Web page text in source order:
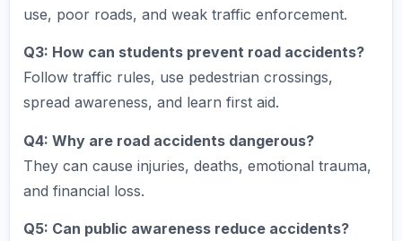
use, poor roads, and weak traffic enforcement.
Q3: How can students prevent road accidents?
Follow traffic rules, use pedestrian crossings,
spread awareness, and learn first aid.
Q4: Why are road accidents dangerous?
They can cause injuries, deaths, emotional trauma,
and financial loss.
Q5: Can public awareness reduce accidents?